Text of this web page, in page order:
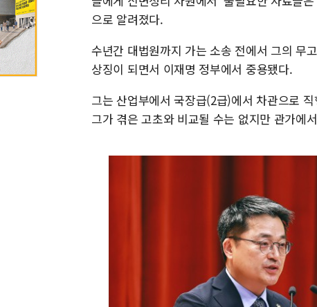
으로 알려졌다.
수년간 대법원까지 가는 소송 전에서 그의 무
상징이 되면서 이재명 정부에서 중용됐다.
그는 산업부에서 국장급(2급)에서 차관으로
그가 겪은 고초와 비교될 수는 없지만 관가에